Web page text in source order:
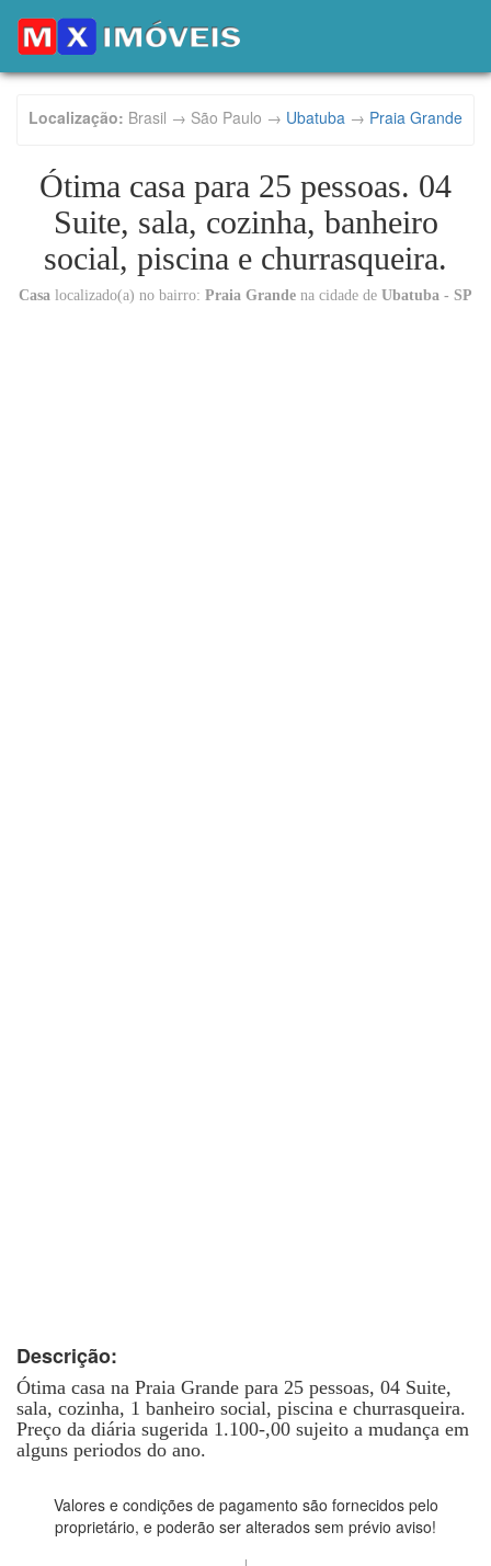
Localização: Brasil → São Paulo → Ubatuba → Praia Grande
Ótima casa para 25 pessoas. 04
Suite, sala, cozinha, banheiro
social, piscina e churrasqueira.
Casa localizado(a) no bairro: Praia Grande na cidade de Ubatuba - SP
Descrição:
Ótima casa na Praia Grande para 25 pessoas, 04 Suite,
sala, cozinha, 1 banheiro social, piscina e churrasqueira.
Preço da diária sugerida 1.100-,00 sujeito a mudança em
alguns periodos do ano.
Valores e condições de pagamento são fornecidos pelo
proprietário, e poderão ser alterados sem prévio aviso!